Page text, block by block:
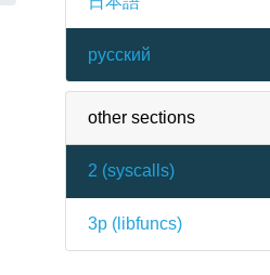
русский
other sections
2 (syscalls)
3p ( libfuncs)